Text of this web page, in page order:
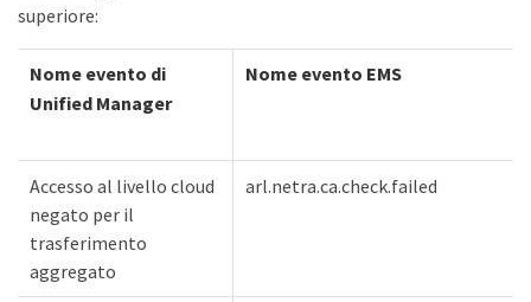
superiore:
Nome evento di
Unified Manager
Nome evento EMS
Accesso al livello cloud
negato per il
trasferimento
aggregato
arl.netra.ca.check.failed